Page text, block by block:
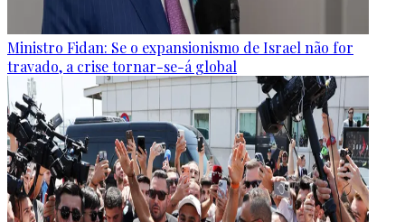
Ministro Fidan: Se o expansionismo de Israel não for
travado, a crise tornar-se-á global